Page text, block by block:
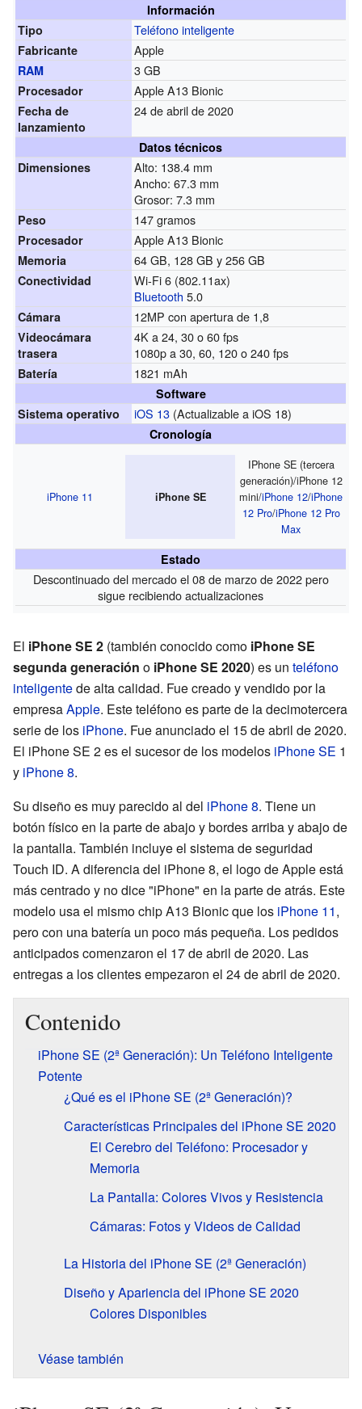
Información
Tipo
Teléfono inteligente
Fabricante Apple
RAM 3 GB
Procesador Apple A13 Bionic
Fecha de
lanzamiento
24 de abril de 2020
Datos técnicos
Dimensiones
Alto: 138.4 mm
Ancho: 67.3 mm
Grosor: 7.3 mm
Peso 147 gramos
Procesador Apple A13 Bionic
Memoria 64 GB, 128 GB y 256 GB
Conectividad
Wi-Fi 6 (802.11ax)
Bluetooth 5.0
Cámara 12MP con apertura de 1,8
Videocámara
trasera
4K a 24, 30 o 60 fps
1080p a 30, 60, 120 o 240 fps
Batería 1821 mAh
Software
Sistema operativo
iOS 13 (Actualizable a iOS 18)
Cronología
iPhone 11 iPhone SE
IPhone SE (tercera
generación)/iPhone 12
mini/iPhone 12/iPhone
12 Pro/iPhone 12 Pro
Max
Estado
Descontinuado del mercado el 08 de marzo de 2022 pero
sigue recibiendo actualizaciones
El iPhone SE 2 (también conocido como iPhone SE
segunda generación o iPhone SE 2020) es un teléfono
inteligentede alta calidad. Fue creado y vendido por la
empresaApple. Este teléfono es parte de la decimotercera
serie de los iPhone. Fue anunciado el 15 de abril de 2020.
El iPhone SE 2 es el sucesor de los modelos iPhone SE 1
y iPhone 8.
Su diseño es muy parecido al del iPhone 8. Tiene un
botón físico en la parte de abajo y bordes arriba y abajo de
la pantalla. También incluye el sistema de seguridad
Touch ID. A diferencia del iPhone 8, el logo de Apple está
más centrado y no dice "iPhone" en la parte de atrás. Este
modelo usa el mismo chip A13 Bionic que los iPhone 11,
pero con una batería un poco más pequeña. Los pedidos
anticipados comenzaron el 17 de abril de 2020. Las
entregas a los clientes empezaron el 24 de abril de 2020.
Contenido
iPhone SE (2ª Generación): Un Teléfono Inteligente
Potente
¿Qué es el iPhone SE (2ª Generación)?
Características Principales del iPhone SE 2020
El Cerebro del Teléfono: Procesador y
Memoria
La Pantalla: Colores Vivos y Resistencia
Cámaras: Fotos y Videos de Calidad
La Historia del iPhone SE (2ª Generación)
Diseño y Apariencia del iPhone SE 2020
Colores Disponibles
Véase también